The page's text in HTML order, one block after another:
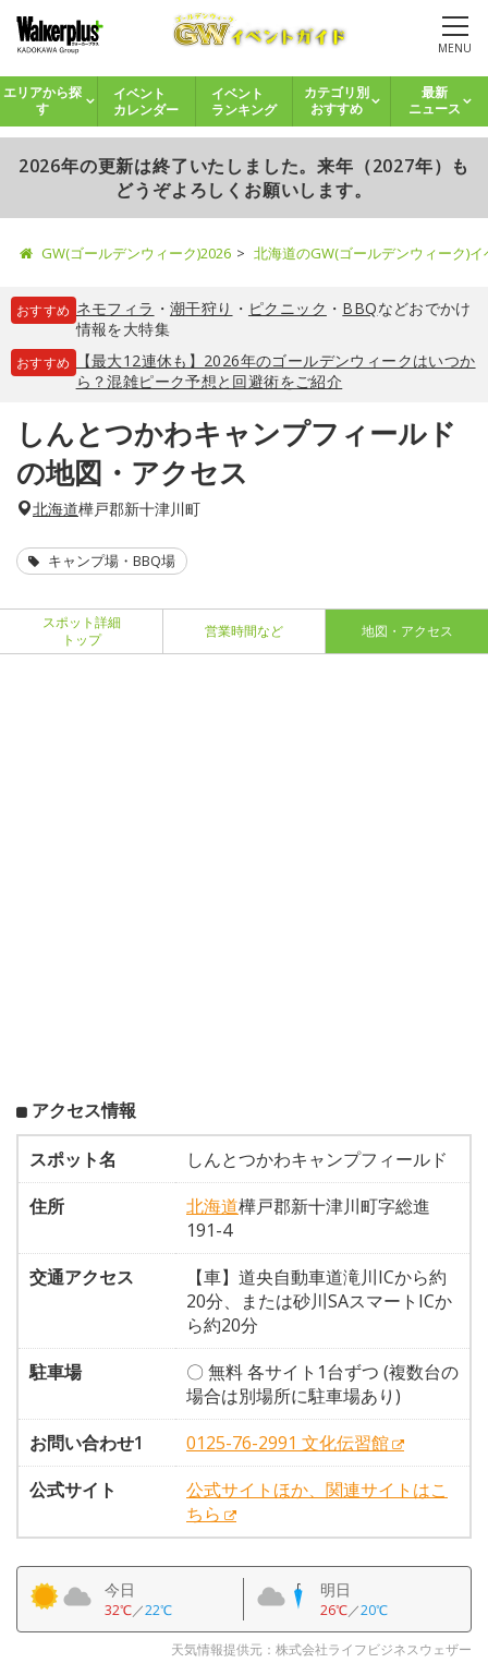
MENU
エリアから探
す
イベント
カレンダー
イベント
ランキング
カテゴリ別
おすすめ
最新
ニュース
2026年の更新は終了いたしました。来年（2027年）も
どうぞよろしくお願いします。
GW(ゴールデンウィーク)2026 北海道のGW(ゴールデンウィーク)
おすすめ ネモフィラ ・ 潮干狩り ・ ピクニック ・ BBQなどおでかけ
情報を大特集
おすすめ
【最大12連休も】2026年のゴールデンウィークはいつか
ら？混雑ピーク予想と回避術をご紹介
しんとつかわキャンプフィールド
の地図・アクセス
北海道樺戸郡新十津川町
キャンプ場・BBQ場
スポット詳細
トップ
営業時間など 地図・アクセス
アクセス情報
スポット名
しんとつかわキャンプフィールド
住所
北海道樺戸郡新十津川町字総進
191-4
交通アクセス
【車】道央自動車道滝川ICから約
20分、または砂川SAスマートICか
ら約20分
駐車場
〇 無料 各サイト1台ずつ (複数台の
場合は別場所に駐車場あり)
お問い合わせ1
0125-76-2991 文化伝習館
公式サイト
公式サイトほか、関連サイトはこ
ちら
今日
32℃／22℃
明日
26℃／20℃
天気情報提供元：株式会社ライフビジネスウェザー